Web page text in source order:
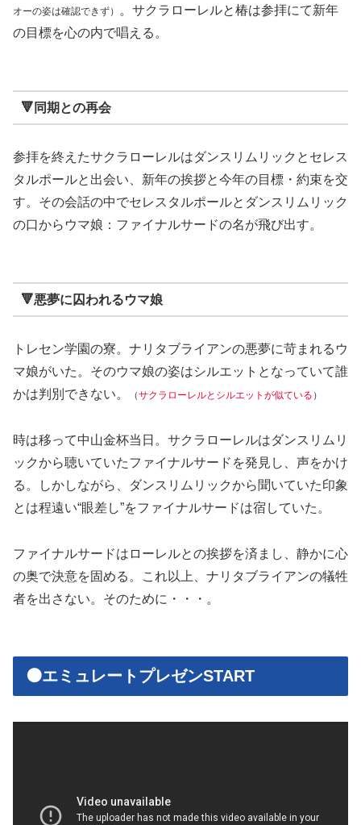
オーの姿は確認できず）
。サクラローレルと椿は参拝にて新年
の目標を心の内で唱える。
🔻同期との再会
参拝を終えたサクラローレルはダンスリムリックとセレス
タルポールと出会い、新年の挨拶と今年の目標・約束を交
す。その会話の中でセレスタルポールとダンスリムリック
の口からウマ娘：ファイナルサードの名が飛び出す。
🔻悪夢に囚われるウマ娘
トレセン学園の寮。ナリタブライアンの悪夢に苛まれるウ
マ娘がいた。そのウマ娘の姿はシルエットとなっていて誰
かは判別できない。
（サクラローレルとシルエットが似ている ）
時は移って中山金杯当日。サクラローレルはダンスリムリ
ックから聴いていたファイナルサードを発見し、声をかけ
る。しかしながら、ダンスリムリックから聞いていた印象
とは程遠い“眼差し”をファイナルサードは宿していた。
ファイナルサードはローレルとの挨拶を済まし、静かに心
の奥で決意を固める。これ以上、ナリタブライアンの犠牲
者を出さない。そのために・・・。
🟠エミュレートプレゼンSTART